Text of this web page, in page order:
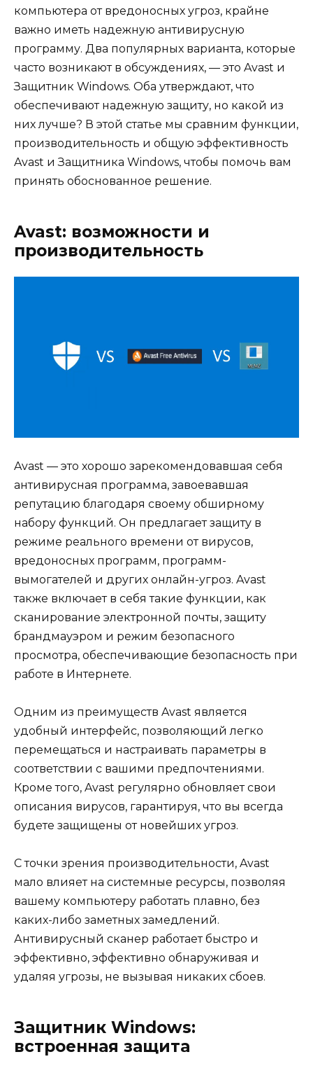
компьютера от вредоносных угроз, крайне
важно иметь надежную антивирусную
программу. Два популярных варианта, которые
часто возникают в обсуждениях, — это Avast и
Защитник Windows. Оба утверждают, что
обеспечивают надежную защиту, но какой из
них лучше? В этой статье мы сравним функции,
производительность и общую эффективность
Avast и Защитника Windows, чтобы помочь вам
принять обоснованное решение.
Avast: возможности и
производительность
Avast — это хорошо зарекомендовавшая себя
антивирусная программа, завоевавшая
репутацию благодаря своему обширному
набору функций. Он предлагает защиту в
режиме реального времени от вирусов,
вредоносных программ, программ-
вымогателей и других онлайн-угроз. Avast
также включает в себя такие функции, как
сканирование электронной почты, защиту
брандмауэром и режим безопасного
просмотра, обеспечивающие безопасность при
работе в Интернете.
Одним из преимуществ Avast является
удобный интерфейс, позволяющий легко
перемещаться и настраивать параметры в
соответствии с вашими предпочтениями.
Кроме того, Avast регулярно обновляет свои
описания вирусов, гарантируя, что вы всегда
будете защищены от новейших угроз.
С точки зрения производительности, Avast
мало влияет на системные ресурсы, позволяя
вашему компьютеру работать плавно, без
каких-либо заметных замедлений.
Антивирусный сканер работает быстро и
эффективно, эффективно обнаруживая и
удаляя угрозы, не вызывая никаких сбоев.
Защитник Windows:
встроенная защита